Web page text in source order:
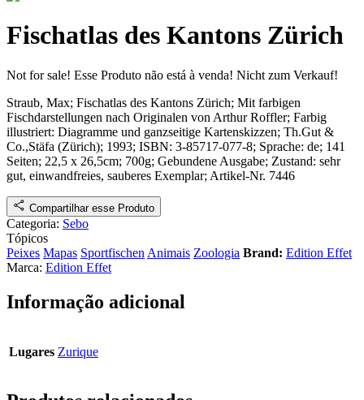
Fischatlas des Kantons Zürich
Not for sale! Esse Produto não está à venda! Nicht zum Verkauf!
Straub, Max; Fischatlas des Kantons Zürich; Mit farbigen
Fischdarstellungen nach Originalen von Arthur Roffler; Farbig
illustriert: Diagramme und ganzseitige Kartenskizzen; Th.Gut &
Co.,Stäfa (Zürich); 1993; ISBN: 3-85717-077-8; Sprache: de; 141
Seiten; 22,5 x 26,5cm; 700g; Gebundene Ausgabe; Zustand: sehr
gut, einwandfreies, sauberes Exemplar; Artikel-Nr. 7446
Compartilhar esse Produto
Categoria: Sebo
Tópicos
Peixes Mapas Sportfischen Animais Zoologia Brand: Edition Effet
Marca: Edition Effet
Informação adicional
Lugares Zurique